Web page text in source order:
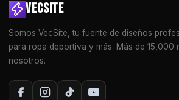
VECSITE
Somos VecSite, tu fuente de diseños
para ropa deportiva y más. Más de
nosotros.